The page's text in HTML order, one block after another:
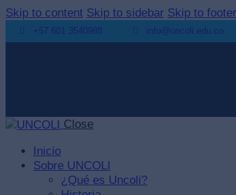
Skip to content Skip to sidebar Skip to footer
+57 601 3540988 info@uncoli.edu.co
Close
Inicio
Sobre UNCOLI
¿Qué es Uncoli?